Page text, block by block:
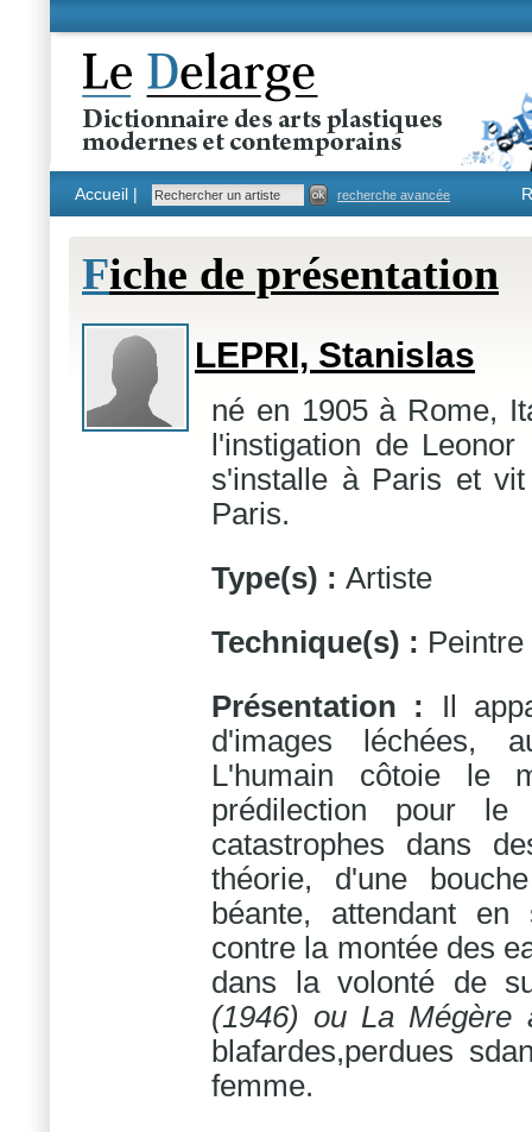
Accueil | recherche avancée
Fiche de présentation
LEPRI, Stanislas
né en 1905 à Rome,
l'instigation de
s'installe à Paris et
Paris.
Type(s) : Artiste
Technique(s) : Peintre
Présentation : Il
d'images léchées,
L'humain côtoie le
prédilection pour
catastrophes dans
théorie, d'une
béante, attendant
contre la montée des
dans la volonté de
(1946)ou La Mégère
blafardes,perdues
femme.